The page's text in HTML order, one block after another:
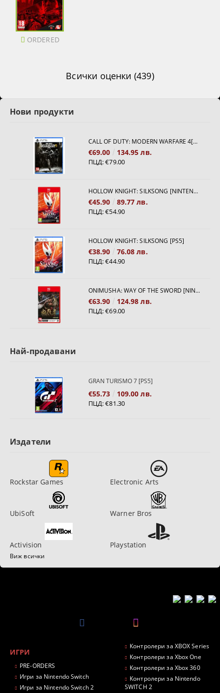
ORDERED
Всички оценки (439)
Нови продукти
CALL OF DUTY: MODERN WARFARE 4[PS5]
€69.00 134.95 лв.
ПЦД:€79.00
HOLLOW KNIGHT: SILKSONG [NINTENDO SWITCH 2]
€45.90 89.77 лв.
ПЦД:€54.90
HOLLOW KNIGHT: SILKSONG [PS5]
€38.90 76.08 лв.
ПЦД:€44.90
ONIMUSHA: WAY OF THE SWORD [NINTENDO SWITCH 2]
€63.90 124.98 лв.
ПЦД:€69.00
Най-продавани
GRAN TURISMO 7 [PS5]
€55.73 109.00 лв.
ПЦД:€81.30
Издатели
Rockstar Games Electronic Arts
UbiSoft Warner Bros
Activision Playstation
Виж всички
ИГРИ
PRE-ORDERS
Игри за Nintendo Switch
Игри за Nintendo Switch 2
Контролери за XBOX Series
Контролери за Xbox One
Контролери за Xbox 360
Контролери за Nintendo
SWITCH 2